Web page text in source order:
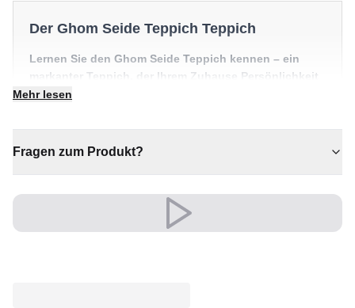
Der Ghom Seide Teppich Teppich
Lernen Sie den Ghom Seide Teppich kennen – ein
markanter Teppich, der Ihrem Zuhause Persönlichkeit
und Wärme schenkt. Ein echtes Herzstück für
✔ Verleiht jedem Raum gemütliche Eleganz
✔ Eine bleibende Investition für Ihr Zuhause
✔ Wertet jeden Raum mühelos auf
✔ Ein markantes Dekostück
Mehr lesen
Fragen zum Produkt?